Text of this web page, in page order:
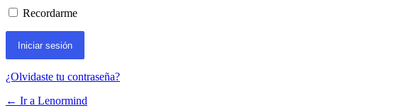
Recordarme
¿Olvidaste tu contraseña?
← Ir a Lenormind